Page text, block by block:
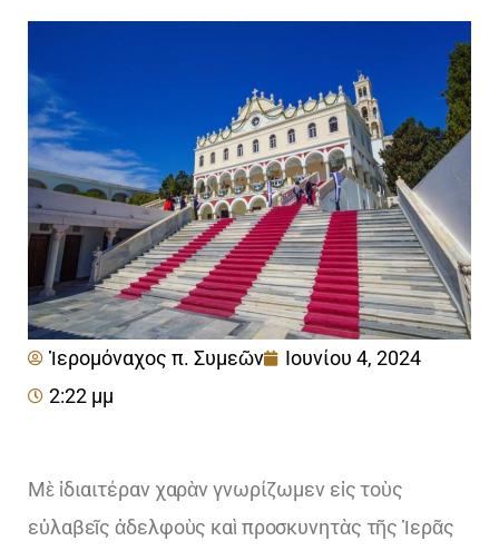
Ἱερομόναχος π. Συμεῶν
Ιουνίου 4, 2024
2:22 μμ
Μὲ ἰδιαιτέραν χαρὰν γνωρίζωμεν εἰς τοὺς
εὐλαβεῖς ἀδελφοὺς καὶ προσκυνητὰς τῆς Ἱερᾶς